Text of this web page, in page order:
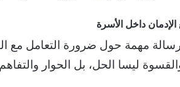
داخل الأسرة
مهمة حول ضرورة التعامل مع
ليسا الحل، بل الحوار